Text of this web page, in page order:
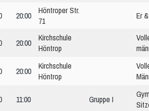
Stadtliga Mixed
Männer männliche Jugend
mU15 mixU14 mU12
20:00
Höntroper Str.
71
Er
20:00
Kirchschule
Höntrop
20:00
Kirchschule
Höntrop
11:00 Gruppe I